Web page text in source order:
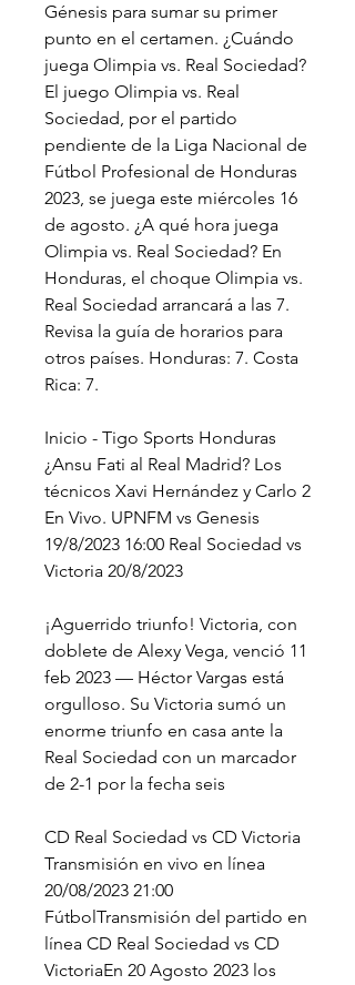
Génesis para sumar su primer
punto en el certamen. ¿Cuándo
juega Olimpia vs. Real Sociedad?
El juego Olimpia vs. Real
Sociedad, por el partido
pendiente de la Liga Nacional de
Fútbol Profesional de Honduras
2023, se juega este miércoles 16
de agosto. ¿A qué hora juega
Olimpia vs. Real Sociedad? En
Honduras, el choque Olimpia vs.
Real Sociedad arrancará a las 7.
Revisa la guía de horarios para
otros países. Honduras: 7. Costa
Rica: 7.
Inicio - Tigo Sports Honduras
¿Ansu Fati al Real Madrid? Los
técnicos Xavi Hernández y Carlo 2
En Vivo. UPNFM vs Genesis
19/8/2023 16:00 Real Sociedad vs
Victoria 20/8/2023
¡Aguerrido triunfo! Victoria, con
doblete de Alexy Vega, venció 11
feb 2023 — Héctor Vargas está
orgulloso. Su Victoria sumó un
enorme triunfo en casa ante la
Real Sociedad con un marcador
de 2-1 por la fecha seis
CD Real Sociedad vs CD Victoria
Transmisión en vivo en línea
20/08/2023 21:00
FútbolTransmisión del partido en
línea CD Real Sociedad vs CD
VictoriaEn 20 Agosto 2023 los